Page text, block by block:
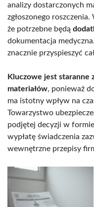
analizy dostarczonych
zgłoszonego
że potrzebne będą
dokumentacja
znacznie przyspieszyć
Kluczowe jest staranne
materiałów, ponieważ
ma istotny wpływ na
Towarzystwo
podjętej decyzji w
wypłatę świadczenia
wewnętrzne przepisy